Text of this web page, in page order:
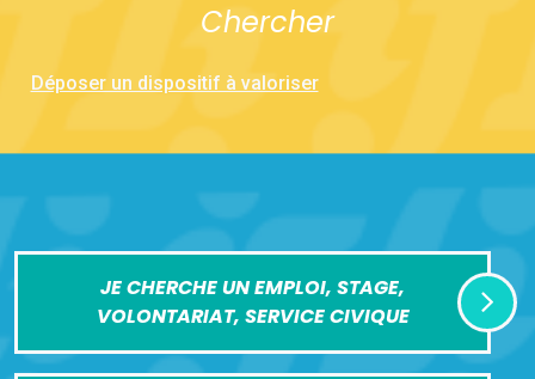
Chercher
Déposer un dispositif à valoriser
JE CHERCHE UN EMPLOI, STAGE,
VOLONTARIAT, SERVICE CIVIQUE